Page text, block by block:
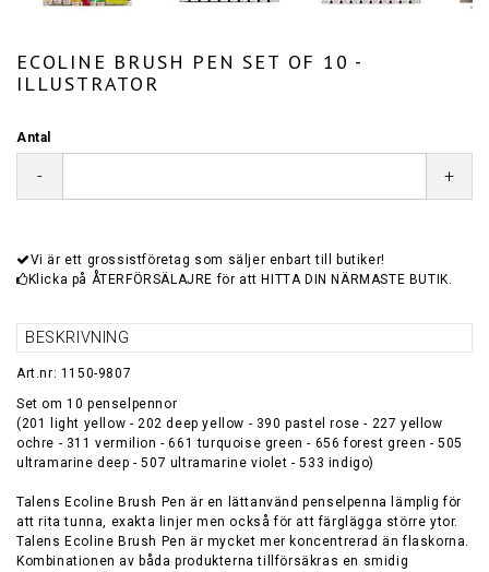
ECOLINE BRUSH PEN SET OF 10 -
ILLUSTRATOR
Antal
- +
Vi är ett grossistföretag som säljer enbart till butiker!
Klicka på ÅTERFÖRSÄLAJRE för att HITTA DIN NÄRMASTE BUTIK.
BESKRIVNING
Art.nr: 1150-9807
Set om 10 penselpennor
(201 light yellow - 202 deep yellow - 390 pastel rose - 227 yellow
ochre - 311 vermilion - 661 turquoise green - 656 forest green - 505
ultramarine deep - 507 ultramarine violet - 533 indigo)
Talens Ecoline Brush Pen är en lättanvänd penselpenna lämplig för
att rita tunna, exakta linjer men också för att färglägga större ytor.
Talens Ecoline Brush Pen är mycket mer koncentrerad än flaskorna.
Kombinationen av båda produkterna tillförsäkras en smidig